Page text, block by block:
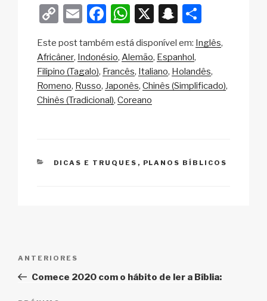
C
p
y
Li
n
E
ail
F
c
e
b
o
W
at
s
A
p
X
S
a
p
c
ar
e
Este post também está disponível em: Inglês
Africâner
Indonésio Alemão Espanhol
Filipino (Tagalo) Francês Italiano Holandês
Romeno Russo Japonês Chinês (Simplificado)
Chinês (Tradicional) Coreano
CATEGORIAS
DICAS E TRUQUES , PLANOS BÍBLICOS
Post
Post
anterior
ANTERIORES
Comece 2020 com o hábito de ler a Bíblia: